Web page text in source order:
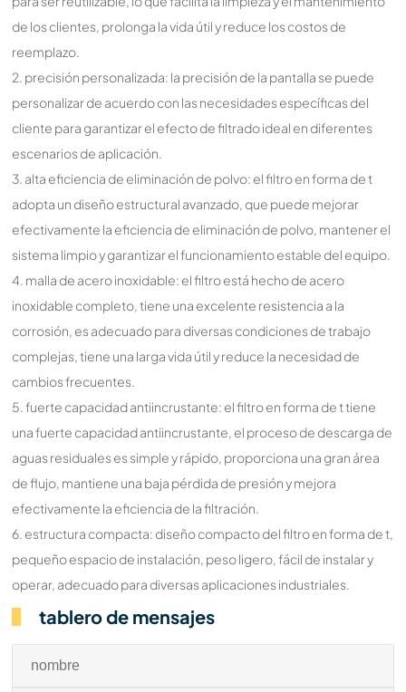
de los clientes, prolonga la vida útil y reduce los costos de
reemplazo.
2. precisión personalizada: la precisión de la pantalla se puede
personalizar de acuerdo con las necesidades específicas del
cliente para garantizar el efecto de filtrado ideal en diferentes
escenarios de aplicación.
3. alta eficiencia de eliminación de polvo: el filtro en forma de t
adopta un diseño estructural avanzado, que puede mejorar
efectivamente la eficiencia de eliminación de polvo, mantener el
sistema limpio y garantizar el funcionamiento estable del equipo.
4. malla de acero inoxidable: el filtro está hecho de acero
inoxidable completo, tiene una excelente resistencia a la
corrosión, es adecuado para diversas condiciones de trabajo
complejas, tiene una larga vida útil y reduce la necesidad de
cambios frecuentes.
5. fuerte capacidad antiincrustante: el filtro en forma de t tiene
una fuerte capacidad antiincrustante, el proceso de descarga de
aguas residuales es simple y rápido, proporciona una gran área
de flujo, mantiene una baja pérdida de presión y mejora
efectivamente la eficiencia de la filtración.
6. estructura compacta: diseño compacto del filtro en forma de t,
pequeño espacio de instalación, peso ligero, fácil de instalar y
operar, adecuado para diversas aplicaciones industriales.
tablero de mensajes